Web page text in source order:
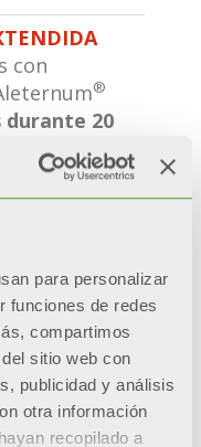
para personalizar
funciones de redes
compartimos
sitio web con
publicidad y análisis
otra información
recopilado a
con
®
20
y color se
a pre-
a la doble
y